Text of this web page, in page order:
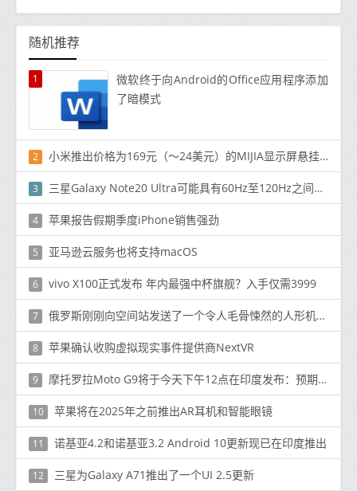
随机推荐
1
微软终于向Android的Office应用程序添加
了暗模式
2 小米推出价格为169元（〜24美元）的MIJIA显示屏悬挂灯
3 三星Galaxy Note20 Ultra可能具有60Hz至120Hz之间的动态刷新率切换
4 苹果报告假期季度iPhone销售强劲
5 亚马逊云服务也将支持macOS
6 vivo X100正式发布 年内最强中杯旗舰？入手仅需3999
7 俄罗斯刚刚向空间站发送了一个令人毛骨悚然的人形机器人
8 苹果确认收购虚拟现实事件提供商NextVR
9 摩托罗拉Moto G9将于今天下午12点在印度发布：预期价格和规格
10 苹果将​​在2025年之前推出AR耳机和智能眼镜
11 诺基亚4.2和诺基亚3.2 Android 10更新现已在印度推出
12 三星为Galaxy A71推出了一个UI 2.5更新